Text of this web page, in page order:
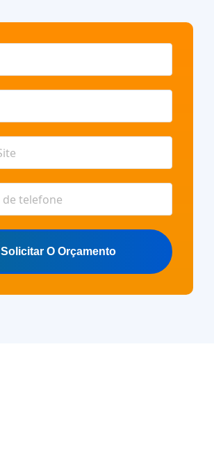
Solicitar O Orçamento